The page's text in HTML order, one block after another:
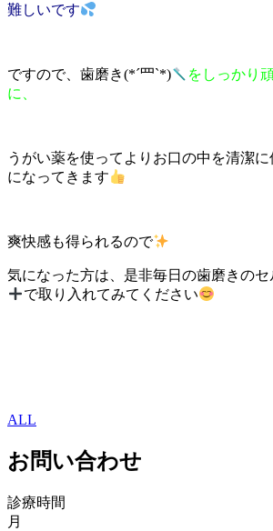
難しいです
ですので、歯磨き(*´罒`*)
をしっかり
に、
うがい薬を使ってよりお口の中を清潔
になってきます
爽快感も得られるので
気になった方は、是非毎日の歯磨きの
で取り入れてみてください
ALL
お問い合わせ
診療時間
月